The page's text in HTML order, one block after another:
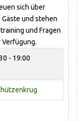
sich über
und stehen
und Fragen
- 19:00